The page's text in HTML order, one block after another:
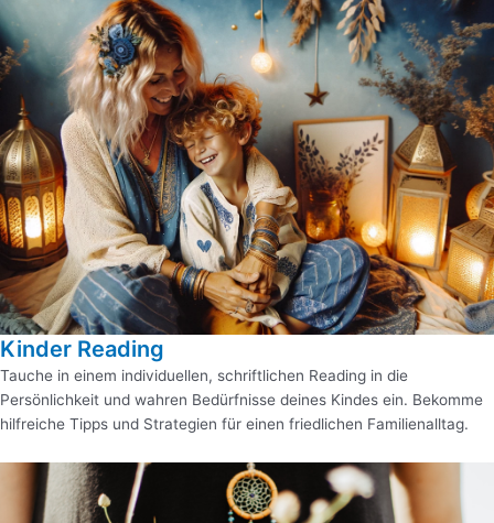
Kinder Reading
Tauche in einem individuellen, schriftlichen Reading in die
Persönlichkeit und wahren Bedürfnisse deines Kindes ein. Bekomme
hilfreiche Tipps und Strategien für einen friedlichen Familienalltag.